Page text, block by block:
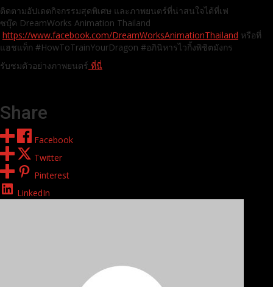
ติดตามอัปเดตกิจกรรมสุดพิเศษ และภาพยนตร์ที่น่าสนใจได้ที่เฟ
ซบุ๊ค DreamWorks Animation Thailand
https://www.facebook.com/DreamWorksAnimationThailand หรือที่
แฮชแท็ก #HowToTrainYourDragon #อภินิหารไวกิ้งพิชิตมังกร
รับชมตัวอย่างภาพยนตร์ ที่นี่
Share
Facebook
Twitter
Pinterest
LinkedIn